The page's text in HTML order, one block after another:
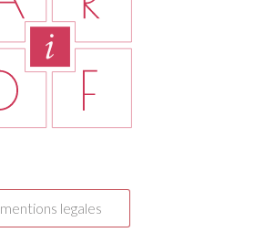
mentions legales